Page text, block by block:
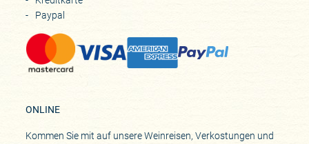
Paypal
ONLINE
Kommen Sie mit auf unsere Weinreisen, Verkostungen und